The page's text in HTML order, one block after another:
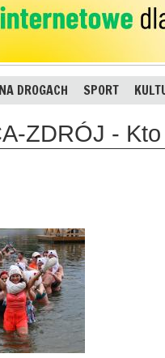
NA DROGACH SPORT
ZDRÓJ -